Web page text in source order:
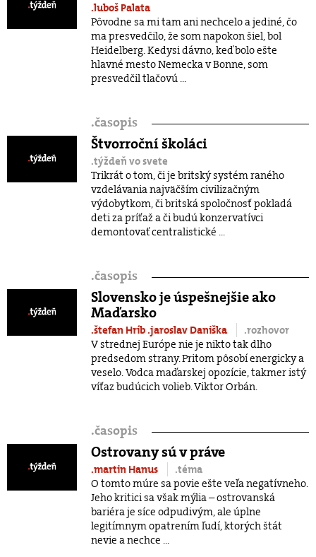
.luboš Palata
Pôvodne sa mi tam ani nechcelo a jediné, čo
ma presvedčilo, že som napokon šiel, bol
Heidelberg. Kedysi dávno, keď bolo ešte
hlavné mesto Nemecka v Bonne, som
presvedčil tlačovú ...
.časopis
Štvorroční školáci
.týždeň vo svete
Trikrát o tom, či je britský systém raného
vzdelávania najväčším civilizačným
výdobytkom, či britská spoločnosť pokladá
deti za príťaž a či budú konzervatívci
demontovať centralistické ...
.časopis
Slovensko je úspešnejšie ako
Maďarsko
.štefan Hríb.jaroslav Daniška
.rozhovor
V strednej Európe nie je nikto tak dlho
predsedom strany. Pritom pôsobí energicky a
veselo. Vodca maďarskej opozície, takmer istý
víťaz budúcich volieb. Viktor Orbán.
.časopis
Ostrovany sú v práve
.martin Hanus
.téma
O tomto múre sa povie ešte veľa negatívneho.
Jeho kritici sa však mýlia – ostrovanská
bariéra je síce odpudivým, ale úplne
legitímnym opatrením ľudí, ktorých štát
nevie a nechce ...